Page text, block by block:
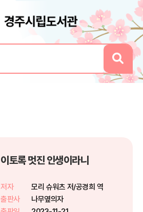
이토록 멋진 인생이라니
저자
모리 슈워츠 저/공경희 역
출판사
나무옆의자